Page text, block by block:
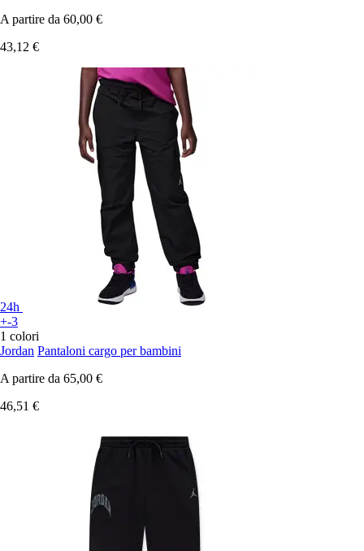
A partire da 60,00 €
43,12 €
24h
+-3
1 colori
Jordan Pantaloni cargo per bambini
A partire da 65,00 €
46,51 €